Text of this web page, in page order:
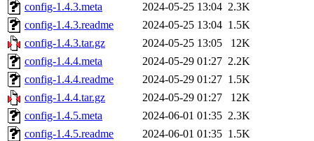
config-1.4.3.meta
2024-05-25 13:04 2.3K
config-1.4.3.readme
2024-05-25 13:04 1.5K
config-1.4.3.tar.gz
2024-05-25 13:05
12K
config-1.4.4.meta
2024-05-29 01:27 2.2K
config-1.4.4.readme
2024-05-29 01:27 1.5K
config-1.4.4.tar.gz
2024-05-29 01:27
12K
config-1.4.5.meta
2024-06-01 01:35 2.3K
config-1.4.5.readme
2024-06-01 01:35 1.5K